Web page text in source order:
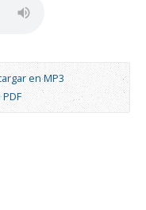
en MP3